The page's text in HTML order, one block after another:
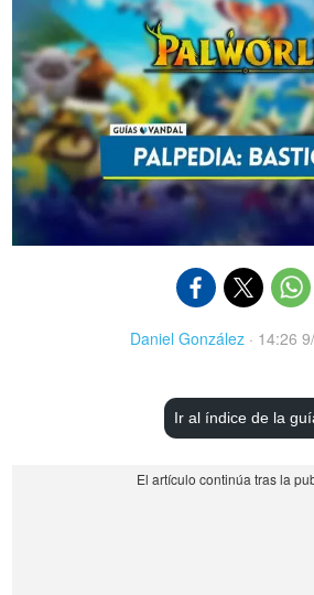
Daniel González · 14:26
Ir al índice de la